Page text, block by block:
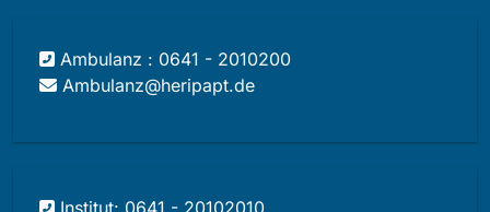
Ambulanz : 0641 - 2010200
Ambulanz@heripapt.de
Institut: 0641 - 20102010